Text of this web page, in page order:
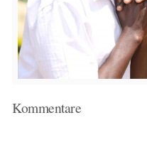
Kommentare